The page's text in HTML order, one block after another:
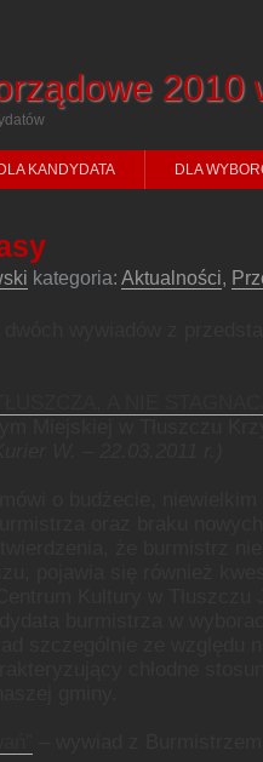
2010
DLA KANDYDATA DLA
kategoria: Aktualności,